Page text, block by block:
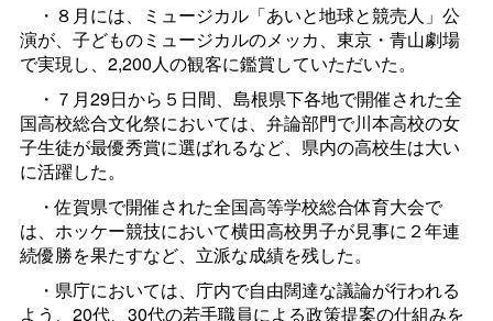
・８月には、ミュージカル「あいと地球と競売人」公
演が、子どものミュージカルのメッカ、東京・青山劇場
で実現し、2,200人の観客に鑑賞していただいた。
・７月29日から５日間、島根県下各地で開催された全
国高校総合文化祭においては、弁論部門で川本高校の女
子生徒が最優秀賞に選ばれるなど、県内の高校生は大い
に活躍した。
・佐賀県で開催された全国高等学校総合体育大会で
は、ホッケー競技において横田高校男子が見事に２年連
続優勝を果たすなど、立派な成績を残した。
・県庁においては、庁内で自由闊達な議論が行われる
よう、20代、30代の若手職員による政策提案の仕組みを